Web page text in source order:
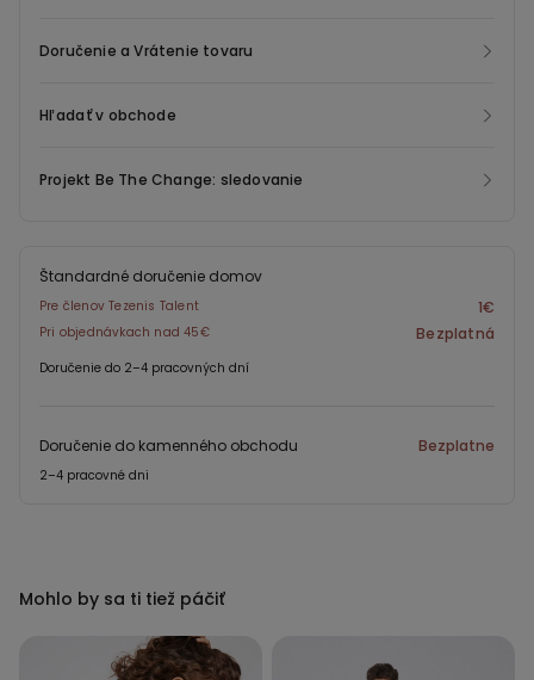
Doručenie a Vrátenie tovaru
Hľadať v obchode
Projekt Be The Change: sledovanie
Štandardné doručenie domov
Pre členov Tezenis Talent 1€
Pri objednávkach nad 45€ Bezplatná
Doručenie do 2–4 pracovných dní
Doručenie do kamenného obchodu Bezplatne
2–4 pracovné dni
Mohlo by sa ti tiež páčiť